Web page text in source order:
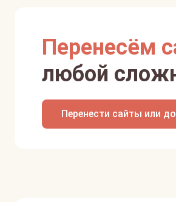
Перенесём
любой
Перенести сайты или